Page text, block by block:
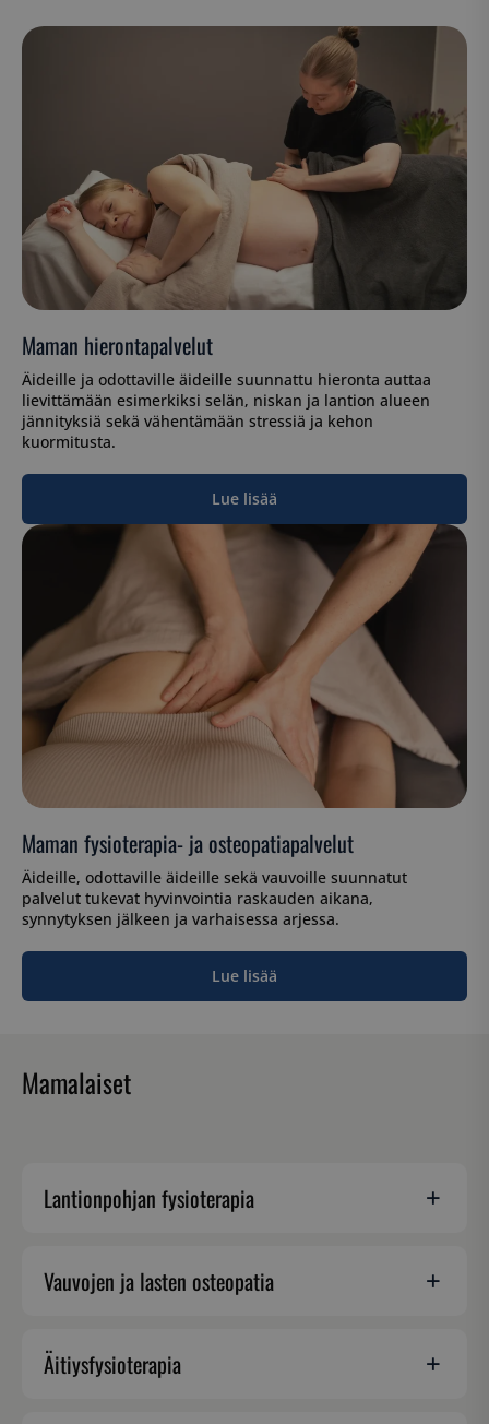
Maman hierontapalvelut
Äideille ja odottaville äideille suunnattu hieronta auttaa
lievittämään esimerkiksi selän, niskan ja lantion alueen
jännityksiä sekä vähentämään stressiä ja kehon
kuormitusta.
Lue lisää
Maman fysioterapia- ja osteopatiapalvelut
Äideille, odottaville äideille sekä vauvoille suunnatut
palvelut tukevat hyvinvointia raskauden aikana,
synnytyksen jälkeen ja varhaisessa arjessa.
Lue lisää
Mamalaiset
Lantionpohjan fysioterapia
Vauvojen ja lasten osteopatia
Äitiysfysioterapia